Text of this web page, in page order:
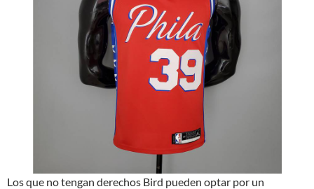
Los que no tengan derechos Bird pueden optar por un